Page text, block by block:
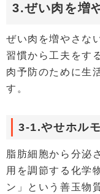
3.ぜい肉を増
ぜい肉を増やさな
習慣から工夫をす
肉予防のために生
す。
3-1.やせホル
脂肪細胞から分泌
用を調節する化学
ン」という善玉物